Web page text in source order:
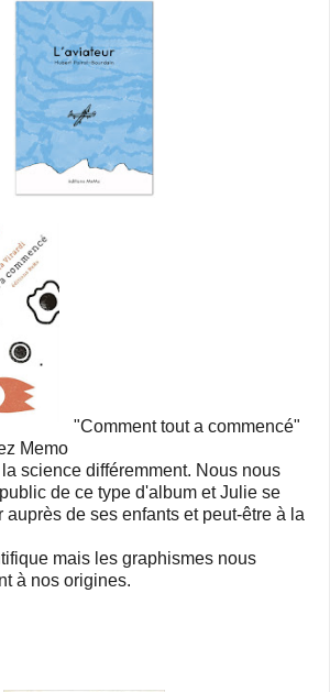
"Comment tout a commencé"
Memo
science différemment. Nous nous
de ce type d'album et Julie se
auprès de ses enfants et peut-être à la
mais les graphismes nous
à nos origines.